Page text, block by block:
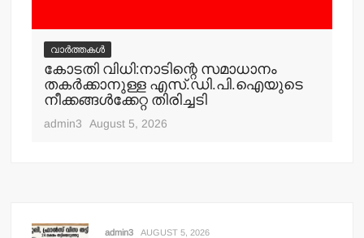
വാർത്തകൾ
കോടതി വിധി:നാടിന്റെ സമാധാനം
തകര്‍ക്കാനുള്ള എസ്.ഡി.പി.ഐയുടെ
നീക്കങ്ങള്‍ക്കേറ്റ തിരിച്ചടി
admin3 August 5, 2026
admin3 AUGUST 5, 2026